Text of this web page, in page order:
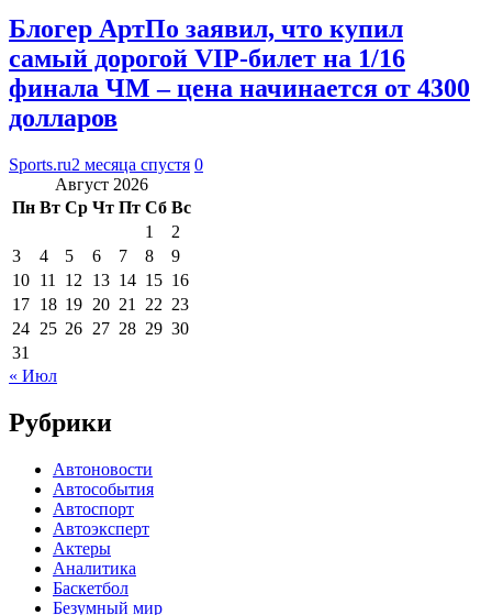
Блогер АртПо заявил, что купил
самый дорогой VIP-билет на 1/16
финала ЧМ – цена начинается от 4300
долларов
Sports.ru2 месяца спустя 0
Август 2026
Пн Вт Ср Чт Пт Сб Вс
1
2
3
4 5 6 7 8
9
10 11 12 13 14 15 16
17 18 19 20 21 22 23
24 25 26 27 28 29 30
31
« Июл
Рубрики
Автоновости
Автособытия
Автоспорт
Автоэксперт
Актеры
Аналитика
Баскетбол
Безумный мир